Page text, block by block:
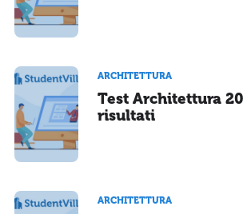
ARCHITETTURA
Test Architettura
risultati
ARCHITETTURA